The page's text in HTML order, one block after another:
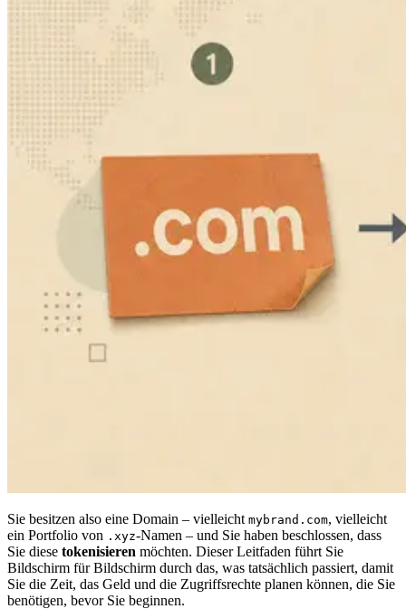
Sie besitzen also eine Domain – vielleicht mybrand.com, vielleicht
ein Portfolio von .xyz-Namen – und Sie haben beschlossen, dass
Sie diese tokenisieren möchten. Dieser Leitfaden führt Sie
Bildschirm für Bildschirm durch das, was tatsächlich passiert, damit
Sie die Zeit, das Geld und die Zugriffsrechte planen können, die Sie
benötigen, bevor Sie beginnen.